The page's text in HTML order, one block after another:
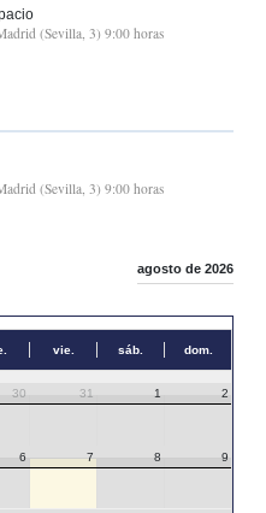
(Sevilla, 3) 9:00 horas
(Sevilla, 3) 9:00 horas
agosto de 2026
vie. sáb. dom.
30 31 1 2
6 7 8 9